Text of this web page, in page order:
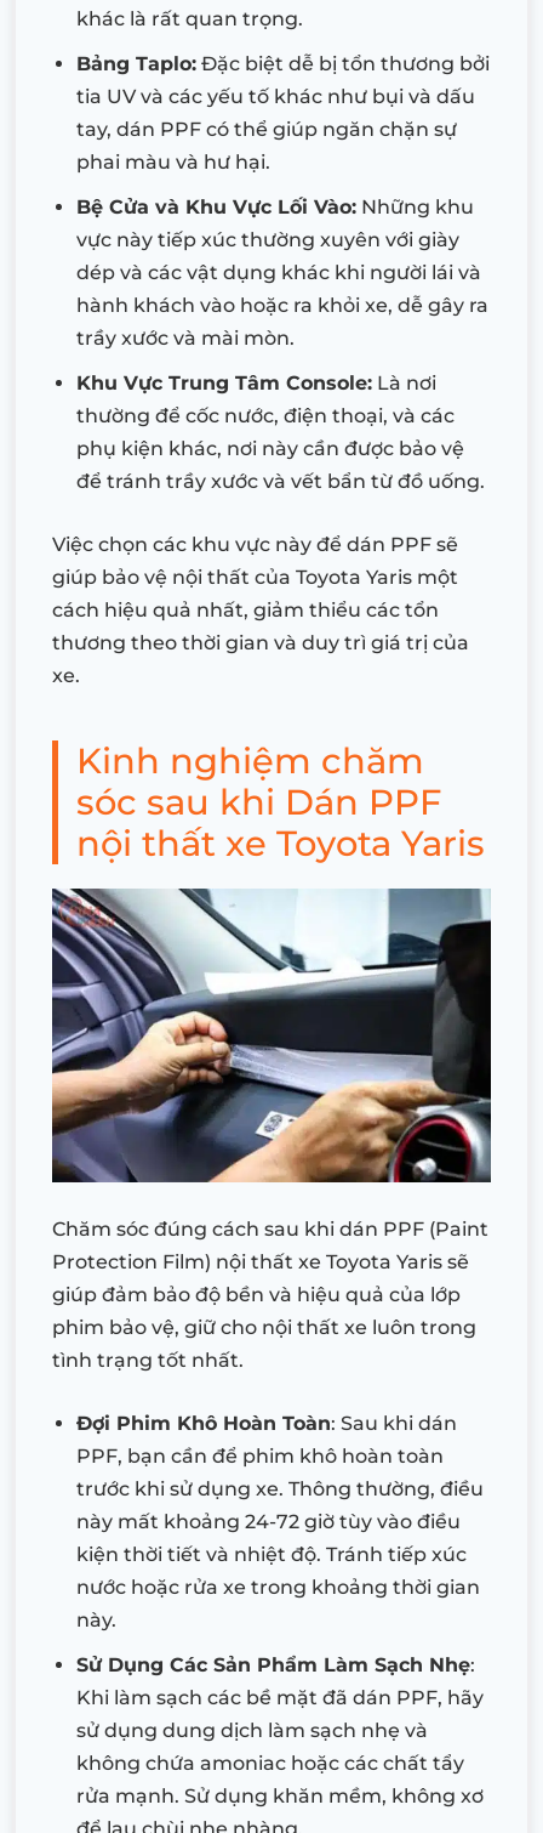
khác là rất quan trọng.
Bảng Taplo: Đặc biệt dễ bị tổn thương bởi
tia UV và các yếu tố khác như bụi và dấu
tay, dán PPF có thể giúp ngăn chặn sự
phai màu và hư hại.
Bệ Cửa và Khu Vực Lối Vào: Những khu
vực này tiếp xúc thường xuyên với giày
dép và các vật dụng khác khi người lái và
hành khách vào hoặc ra khỏi xe, dễ gây ra
trầy xước và mài mòn.
Khu Vực Trung Tâm Console: Là nơi
thường để cốc nước, điện thoại, và các
phụ kiện khác, nơi này cần được bảo vệ
để tránh trầy xước và vết bẩn từ đồ uống.
Việc chọn các khu vực này để dán PPF sẽ
giúp bảo vệ nội thất của Toyota Yaris một
cách hiệu quả nhất, giảm thiểu các tổn
thương theo thời gian và duy trì giá trị của
xe.
Kinh nghiệm chăm
sóc sau khi Dán PPF
nội thất xe Toyota Yaris
Chăm sóc đúng cách sau khi dán PPF (Paint
Protection Film) nội thất xe Toyota Yaris sẽ
giúp đảm bảo độ bền và hiệu quả của lớp
phim bảo vệ, giữ cho nội thất xe luôn trong
tình trạng tốt nhất.
Đợi Phim Khô Hoàn Toàn: Sau khi dán
PPF, bạn cần để phim khô hoàn toàn
trước khi sử dụng xe. Thông thường, điều
này mất khoảng 24-72 giờ tùy vào điều
kiện thời tiết và nhiệt độ. Tránh tiếp xúc
nước hoặc rửa xe trong khoảng thời gian
này.
Sử Dụng Các Sản Phẩm Làm Sạch Nhẹ:
Khi làm sạch các bề mặt đã dán PPF, hãy
sử dụng dung dịch làm sạch nhẹ và
không chứa amoniac hoặc các chất tẩy
rửa mạnh. Sử dụng khăn mềm, không xơ
để lau chùi nhẹ nhàng.